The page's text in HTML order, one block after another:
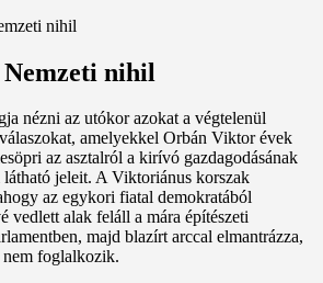
nihil
nihil
nézni az utókor azokat a végtelenül
amelyekkel Orbán Viktor évek
az asztalról a kirívó gazdagodásának
jeleit. A Viktoriánus korszak
az egykori fiatal demokratából
vedlett alak feláll a mára építészeti
majd blazírt arccal elmantrázza,
foglalkozik.